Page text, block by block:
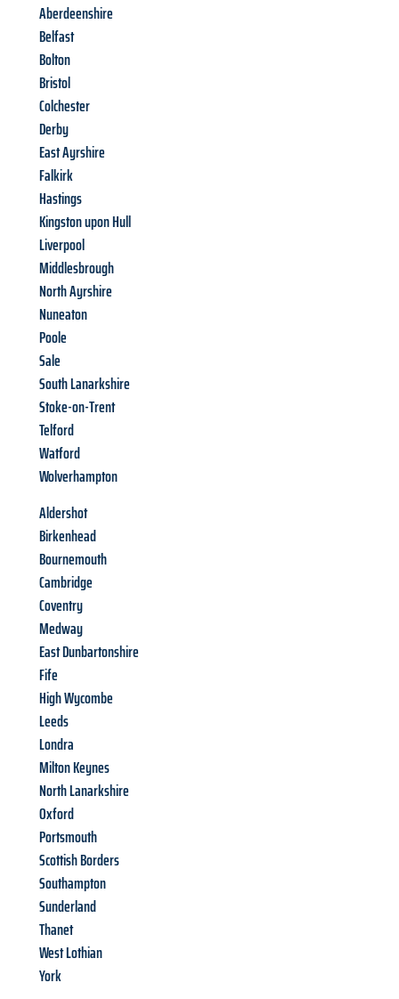
Aberdeenshire
Belfast
Bolton
Bristol
Colchester
Derby
East Ayrshire
Falkirk
Hastings
Kingston upon Hull
Liverpool
Middlesbrough
North Ayrshire
Nuneaton
Poole
Sale
South Lanarkshire
Stoke-on-Trent
Telford
Watford
Wolverhampton
Aldershot
Birkenhead
Bournemouth
Cambridge
Coventry
Medway
East Dunbartonshire
Fife
High Wycombe
Leeds
Londra
Milton Keynes
North Lanarkshire
Oxford
Portsmouth
Scottish Borders
Southampton
Sunderland
Thanet
West Lothian
York